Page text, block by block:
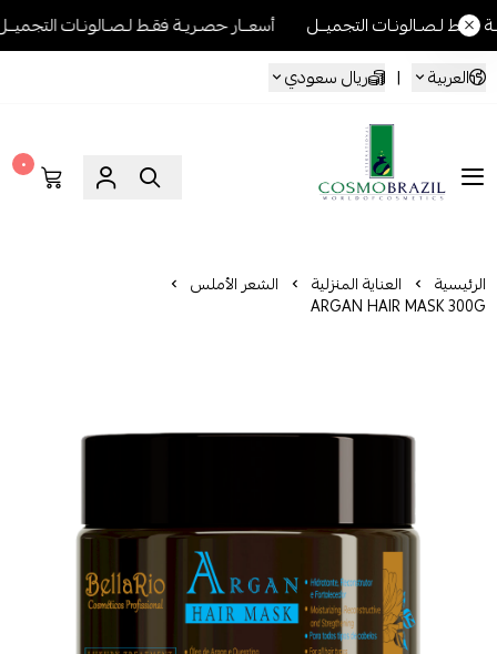
التجميــل أسعــار حصـريـة فقـط لـصـالونـات التجميــل
العربية
| ريال سعودي
Cosmo Brazil
٠
الرئيسية العناية المنزلية الشعر الأملس
ARGAN HAIR MASK 300G